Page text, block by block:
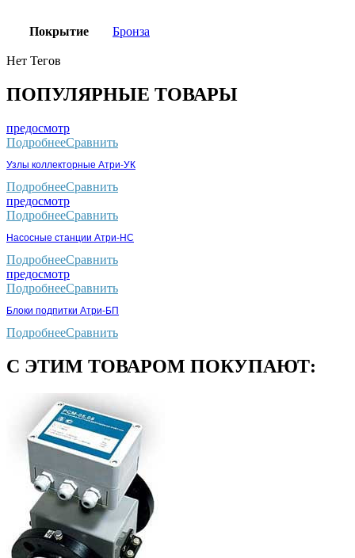
Покрытие Бронза
Нет Тегов
ПОПУЛЯРНЫЕ ТОВАРЫ
предосмотр
ПодробнееСравнить
Узлы коллекторные Атри-УК
ПодробнееСравнить
предосмотр
ПодробнееСравнить
Насосные станции Атри-НС
ПодробнееСравнить
предосмотр
ПодробнееСравнить
Блоки подпитки Атри-БП
ПодробнееСравнить
С ЭТИМ ТОВАРОМ ПОКУПАЮТ: